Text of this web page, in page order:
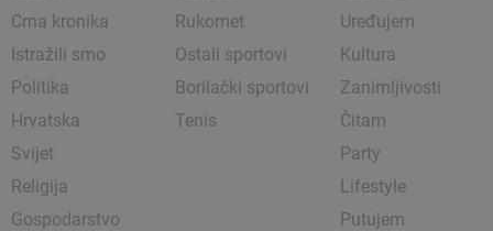
Crna kronika
Istražili smo
Politika
Hrvatska
Svijet
Religija
Gospodarstvo
Rukomet
Ostali sportovi
Borilački sportovi
Tenis
Uređujem
Kultura
Zanimljivosti
Čitam
Party
Lifestyle
Putujem